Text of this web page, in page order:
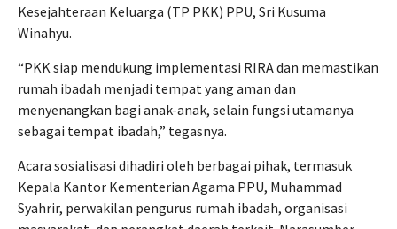
Kesejahteraan Keluarga (TP PKK) PPU, Sri Kusuma
Winahyu.
“PKK siap mendukung implementasi RIRA dan memastikan
rumah ibadah menjadi tempat yang aman dan
menyenangkan bagi anak-anak, selain fungsi utamanya
sebagai tempat ibadah,” tegasnya.
Acara sosialisasi dihadiri oleh berbagai pihak, termasuk
Kepala Kantor Kementerian Agama PPU, Muhammad
Syahrir, perwakilan pengurus rumah ibadah, organisasi